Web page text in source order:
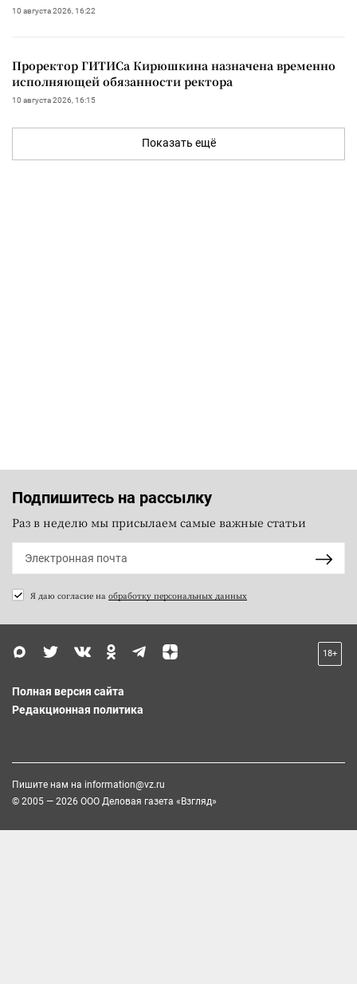
10 августа 2026, 16:22
Проректор ГИТИСа Кирюшкина назначена временно
исполняющей обязанности ректора
10 августа 2026, 16:15
Показать ещё
Подпишитесь на рассылку
Раз в неделю мы присылаем самые важные статьи
Я даю согласие на обработку персональных данных
18+
Полная версия сайта
Редакционная политика
Пишите нам на information@vz.ru
© 2005 — 2026 ООО Деловая газета «Взгляд»